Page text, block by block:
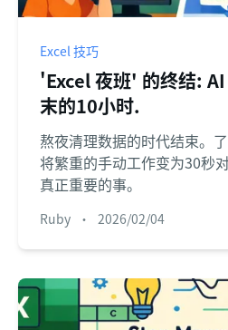
Excel 技巧
'Excel 夜班' 的终结:
末的10小时.
熬夜清理数据的时代结束。
将繁重的手动工作变为30秒
真正重要的事。
Ruby • 2026/02/04